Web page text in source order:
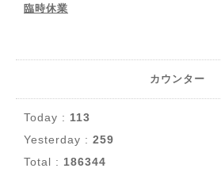
臨時休業
カウンター
Today : 113
Yesterday : 259
Total : 186344